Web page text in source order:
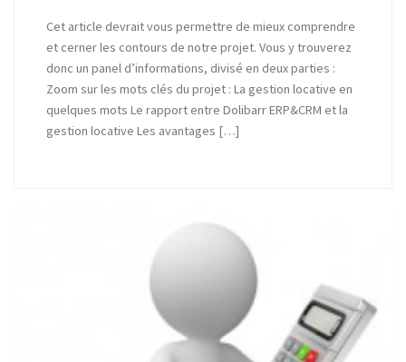
Cet article devrait vous permettre de mieux comprendre
et cerner les contours de notre projet. Vous y trouverez
donc un panel d’informations, divisé en deux parties :
Zoom sur les mots clés du projet : La gestion locative en
quelques mots Le rapport entre Dolibarr ERP&CRM et la
gestion locative Les avantages […]